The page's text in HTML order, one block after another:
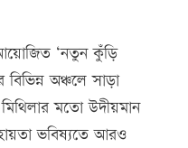
আয়োজিত ‘নতুন কুঁড়ি
অঞ্চলে সাড়া
মিথিলার মতো উদীয়মান
ভবিষ্যতে আরও